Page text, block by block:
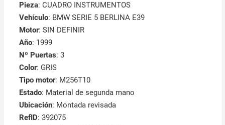
Pieza: CUADRO INSTRUMENTOS
Vehículo: BMW SERIE 5 BERLINA E39
Motor: SIN DEFINIR
Año: 1999
Nº Puertas: 3
Color: GRIS
Tipo motor: M256T10
Estado: Material de segunda mano
Ubicación: Montada revisada
RefID: 392075